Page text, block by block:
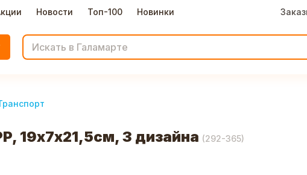
Новости Топ-100 Новинки
19х7х21,5см, 3 дизайна (292-365)